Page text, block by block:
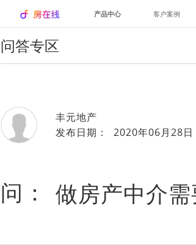
产品中心 客户案例
问答专区
丰元地产
发布日期： 2020年06月28日
问： 做房产中介